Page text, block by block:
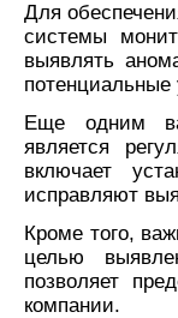
Для
системы
выявлять
потенциальные
Еще одним
является
включает
исправляют
Кроме того,
целью
позволяет
компании.